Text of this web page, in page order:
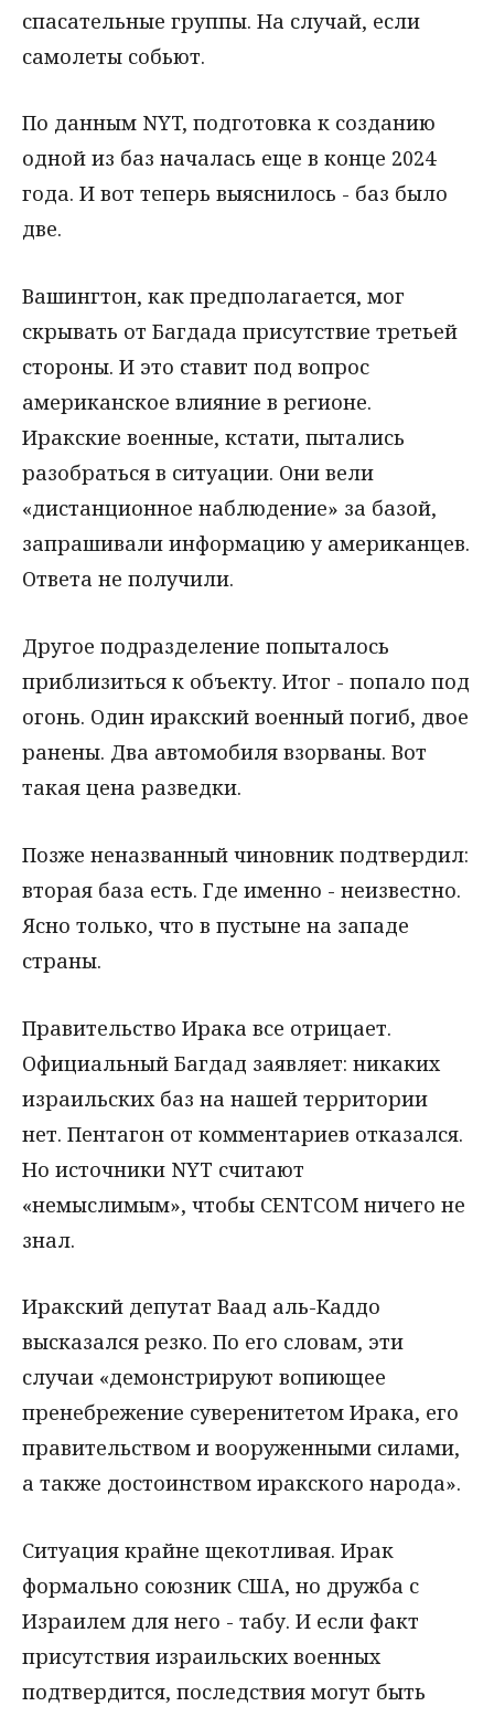
спасательные группы. На случай, если
самолеты собьют.
По данным NYT, подготовка к созданию
одной из баз началась еще в конце 2024
года. И вот теперь выяснилось - баз было
две.
Вашингтон, как предполагается, мог
скрывать от Багдада присутствие третьей
стороны. И это ставит под вопрос
американское влияние в регионе.
Иракские военные, кстати, пытались
разобраться в ситуации. Они вели
«дистанционное наблюдение» за базой,
запрашивали информацию у американцев.
Ответа не получили.
Другое подразделение попыталось
приблизиться к объекту. Итог - попало под
огонь. Один иракский военный погиб, двое
ранены. Два автомобиля взорваны. Вот
такая цена разведки.
Позже неназванный чиновник подтвердил:
вторая база есть. Где именно - неизвестно.
Ясно только, что в пустыне на западе
страны.
Правительство Ирака все отрицает.
Официальный Багдад заявляет: никаких
израильских баз на нашей территории
нет. Пентагон от комментариев отказался.
Но источники NYT считают
«немыслимым», чтобы CENTCOM ничего не
знал.
Иракский депутат Ваад аль-Каддо
высказался резко. По его словам, эти
случаи «демонстрируют вопиющее
пренебрежение суверенитетом Ирака, его
правительством и вооруженными силами,
а также достоинством иракского народа».
Ситуация крайне щекотливая. Ирак
формально союзник США, но дружба с
Израилем для него - табу. И если факт
присутствия израильских военных
подтвердится, последствия могут быть